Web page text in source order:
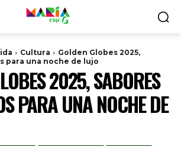
Cultura
Golden Globes 2025,
para una noche de lujo
2025, SABORES
PARA UNA NOCHE DE